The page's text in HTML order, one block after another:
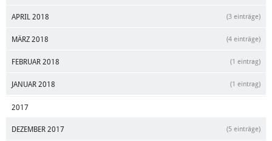
APRIL 2018 (3 einträge)
MÄRZ 2018 (4 einträge)
FEBRUAR 2018 (1 eintrag)
JANUAR 2018 (1 eintrag)
2017
DEZEMBER 2017 (5 einträge)